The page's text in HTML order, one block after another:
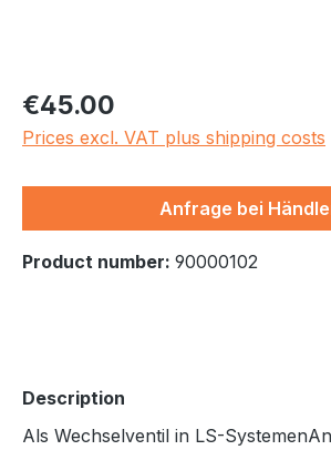
Regular price:
€45.00
Prices excl. VAT plus shipping costs
Anfrage bei
Product number: 90000102
Description
Als Wechselventil in LS-